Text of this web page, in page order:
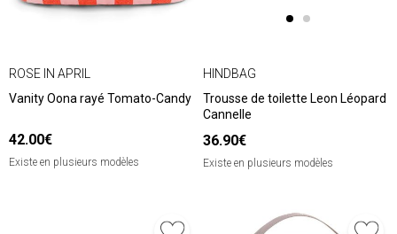
ROSE IN APRIL
Vanity Oona rayé Tomato-Candy
42.00€
Existe en plusieurs modèles
HINDBAG
Trousse de toilette Leon Léopard
Cannelle
36.90€
Existe en plusieurs modèles